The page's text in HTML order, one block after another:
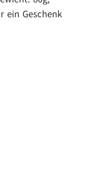
ein Geschenk